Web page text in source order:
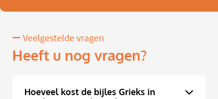
Veelgestelde vragen
Heeft u nog vragen?
Hoeveel kost de bijles Grieks in